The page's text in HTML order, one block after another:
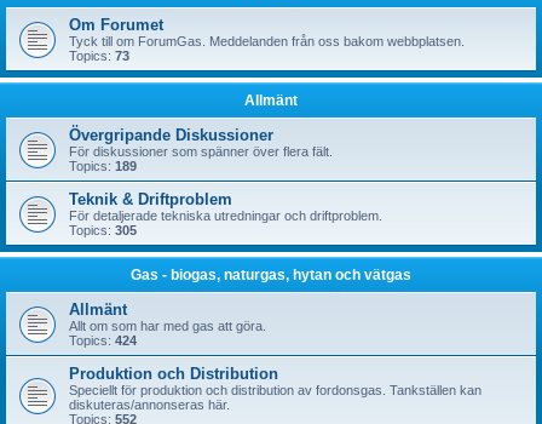
r
h
Om Forumet
Tyck till om ForumGas. Meddelanden från oss bakom webbplatsen.
Topics: 73
Allmänt
Övergripande Diskussioner
För diskussioner som spänner över flera fält.
Topics: 189
Teknik & Driftproblem
För detaljerade tekniska utredningar och driftproblem.
Topics: 305
Gas - biogas, naturgas, hytan och vätgas
Allmänt
Allt om som har med gas att göra.
Topics: 424
Produktion och Distribution
Speciellt för produktion och distribution av fordonsgas. Tankställen kan
diskuteras/annonseras här.
Topics: 552